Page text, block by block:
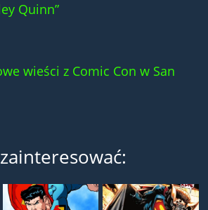
Quinn”
wieści z Comic Con w San